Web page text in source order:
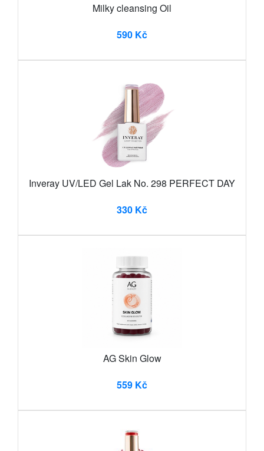
Milky cleansing Oil
590 Kč
Inveray UV/LED Gel Lak No. 298 PERFECT DAY
330 Kč
AG Skin Glow
559 Kč